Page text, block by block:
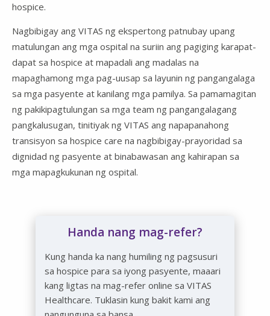
hospice.
Nagbibigay ang VITAS ng ekspertong patnubay upang
matulungan ang mga ospital na suriin ang pagiging karapat-
dapat sa hospice at mapadali ang madalas na
mapaghamong mga pag-uusap sa layunin ng pangangalaga
sa mga pasyente at kanilang mga pamilya. Sa pamamagitan
ng pakikipagtulungan sa mga team ng pangangalagang
pangkalusugan, tinitiyak ng VITAS ang napapanahong
transisyon sa hospice care na nagbibigay-prayoridad sa
dignidad ng pasyente at binabawasan ang kahirapan sa
mga mapagkukunan ng ospital.
Handa nang mag-refer?
Kung handa ka nang humiling ng pagsusuri
sa hospice para sa iyong pasyente, maaari
kang ligtas na mag-refer online sa VITAS
Healthcare. Tuklasin kung bakit kami ang